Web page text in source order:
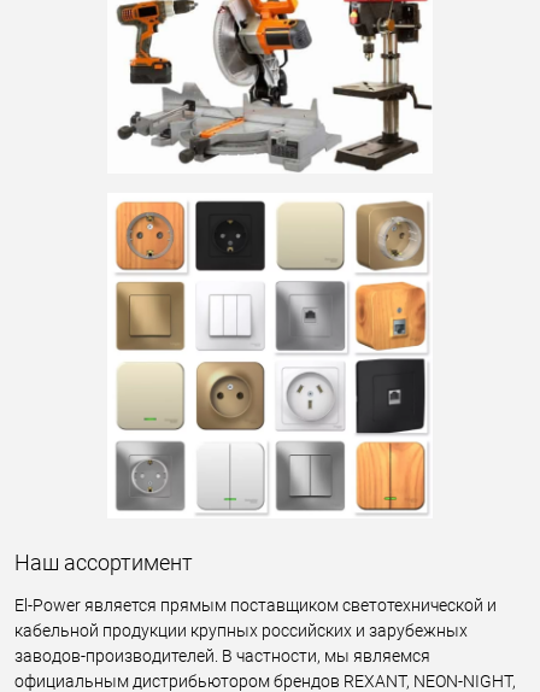
Наш ассортимент
El-Power является прямым поставщиком светотехнической и
кабельной продукции крупных российских и зарубежных
заводов-производителей. В частности, мы являемся
официальным дистрибьютором брендов REXANT, NEON-NIGHT,